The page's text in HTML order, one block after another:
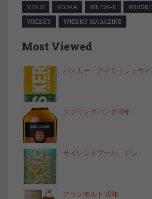
VIDEO
VODKA WHISK-E
WHISKY
WHISKY MAGAZINE
Most Viewed
バスカー アイリッシュウイ
スプリングバンク10年
サイレントプール ジン
アランモルト 10年